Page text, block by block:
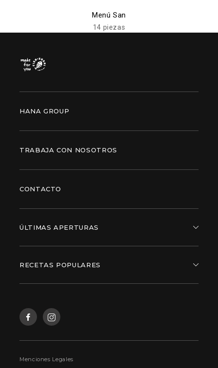
Menú San
14 piezas
HANA GROUP
TRABAJA CON NOSOTROS
CONTACTO
ÚLTIMAS APERTURAS
RECETAS POPULARES
Menciones Legales